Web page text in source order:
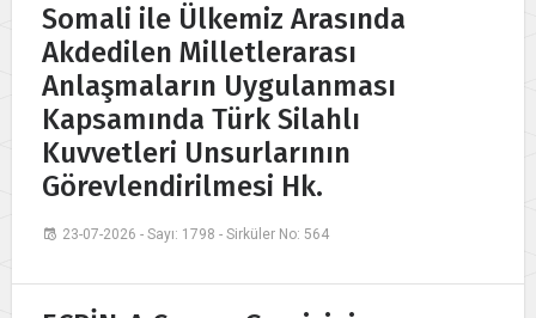
Somali ile Ülkemiz Arasında
Akdedilen Milletlerarası
Anlaşmaların Uygulanması
Kapsamında Türk Silahlı
Kuvvetleri Unsurlarının
Görevlendirilmesi Hk.
23-07-2026 - Sayı: 1798 - Sirküler No: 564